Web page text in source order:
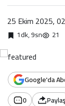
25 Ekim 2025,
1dk, 9sn 21
Google'da
0
Paylaş